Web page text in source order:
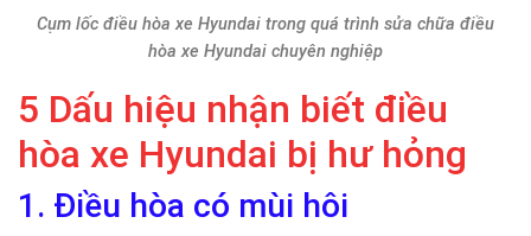
Cụm lốc điều hòa xe Hyundai trong quá trình sửa chữa điều
hòa xe Hyundai chuyên nghiệp
5 Dấu hiệu nhận biết điều
hòa xe Hyundai bị hư hỏng
1. Điều hòa có mùi hôi